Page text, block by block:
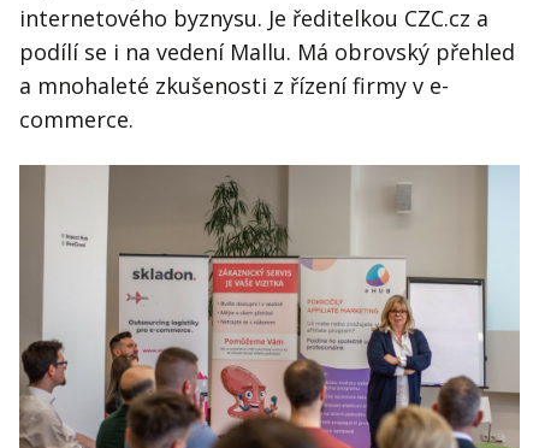
internetového byznysu. Je ředitelkou CZC.cz a
podílí se i na vedení Mallu. Má obrovský přehled
a mnohaleté zkušenosti z řízení firmy v e-
commerce.